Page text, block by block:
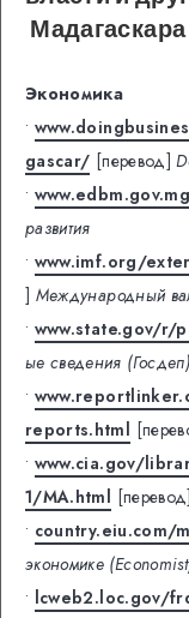
Мадагаскара
Экономика
•
gascar/ [перевод]
•
развития
• www.imf.org/
] Международный
• www.state.gov/
ые сведения (Госдеп)
•
reports.html
• www.cia.gov/
1/MA.html [перевод]
• country.eiu.com/
экономике
• lcweb2.loc.gov/